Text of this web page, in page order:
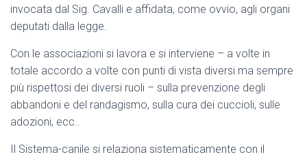
invocata dal Sig. Cavalli e affidata, come ovvio, agli organi
deputati dalla legge.
Con le associazioni si lavora e si interviene – a volte in
totale accordo a volte con punti di vista diversi ma sempre
più rispettosi dei diversi ruoli – sulla prevenzione degli
abbandoni e del randagismo, sulla cura dei cuccioli, sulle
adozioni, ecc..
Il Sistema-canile si relaziona sistematicamente con il